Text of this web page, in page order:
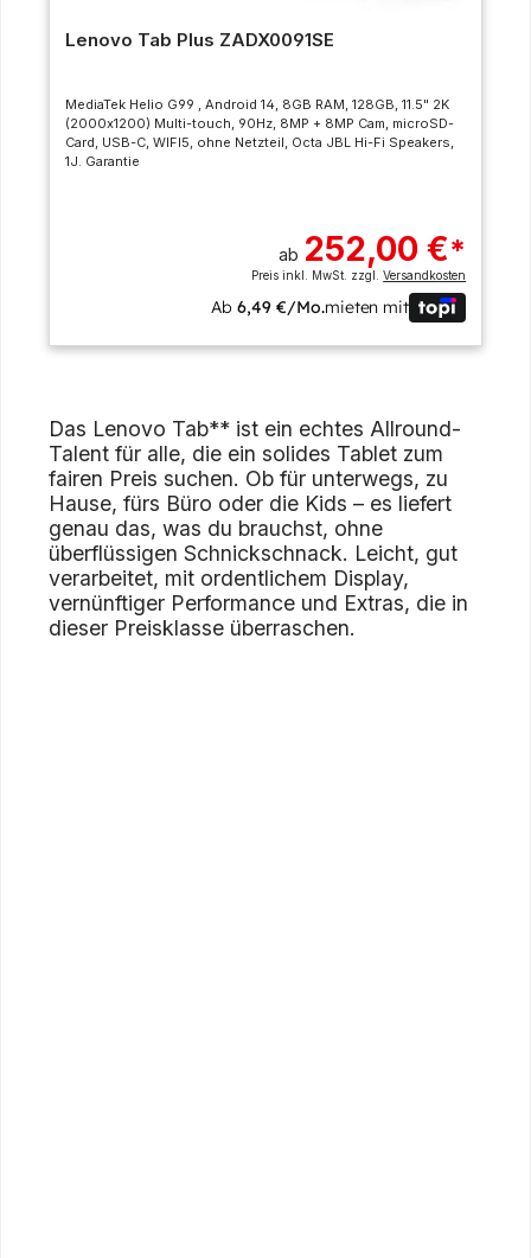
Lenovo Tab Plus ZADX0091SE
MediaTek Helio G99 , Android 14, 8GB RAM, 128GB, 11.5" 2K
(2000x1200) Multi-touch, 90Hz, 8MP + 8MP Cam, microSD-
Card, USB-C, WIFI5, ohne Netzteil, Octa JBL Hi-Fi Speakers,
1J. Garantie
ab 252,00 €*
Preis inkl. MwSt. zzgl.Versandkosten
Ab6,49 €/Mo.mieten mit
Das Lenovo Tab** ist ein echtes Allround-
Talent für alle, die ein solides Tablet zum
fairen Preis suchen. Ob für unterwegs, zu
Hause, fürs Büro oder die Kids – es liefert
genau das, was du brauchst, ohne
überflüssigen Schnickschnack. Leicht, gut
verarbeitet, mit ordentlichem Display,
vernünftiger Performance und Extras, die in
dieser Preisklasse überraschen.